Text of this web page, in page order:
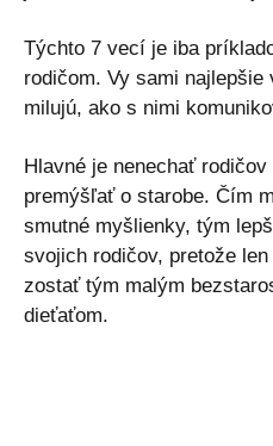
Týchto 7 vecí je iba
rodičom. Vy sami
milujú, ako s nimi
Hlavné je nenechať
premýšľať o starobe. Čím
smutné myšlienky, tým
svojich rodičov, pretože
zostať tým malým
dieťaťom.